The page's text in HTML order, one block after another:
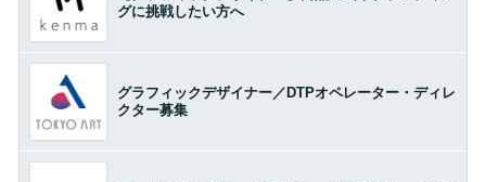
グに挑戦したい方へ
グラフィックデザイナー／DTPオペレーター・ディレ
クター募集